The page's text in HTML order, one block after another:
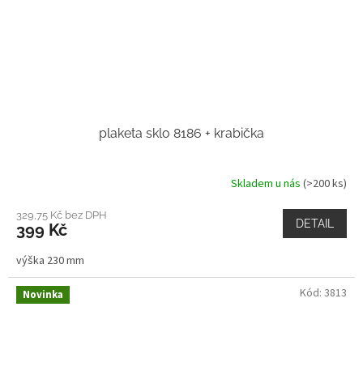
plaketa sklo 8186 + krabička
Skladem u nás (>200 ks)
329,75 Kč bez DPH
399 Kč DETAIL
výška 230 mm
Novinka Kód: 3813